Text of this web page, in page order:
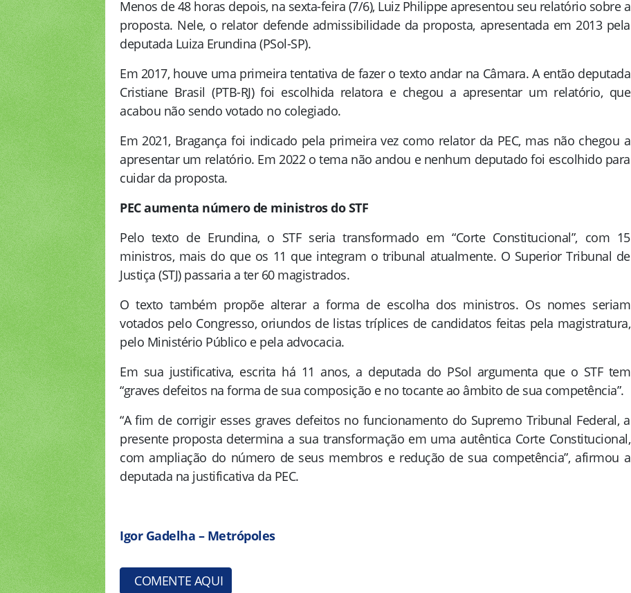
Menos de 48 horas depois, na sexta-feira (7/6), Luiz Philippe apresentou seu relatório sobre a
proposta. Nele, o relator defende admissibilidade da proposta, apresentada em 2013 pela
deputada Luiza Erundina (PSol-SP).
Em 2017, houve uma primeira tentativa de fazer o texto andar na Câmara. A então deputada
Cristiane Brasil (PTB-RJ) foi escolhida relatora e chegou a apresentar um relatório, que
acabou não sendo votado no colegiado.
Em 2021, Bragança foi indicado pela primeira vez como relator da PEC, mas não chegou a
apresentar um relatório. Em 2022 o tema não andou e nenhum deputado foi escolhido para
cuidar da proposta.
PEC aumenta número de ministros do STF
Pelo texto de Erundina, o STF seria transformado em “Corte Constitucional”, com 15
ministros, mais do que os 11 que integram o tribunal atualmente. O Superior Tribunal de
Justiça (STJ) passaria a ter 60 magistrados.
O texto também propõe alterar a forma de escolha dos ministros. Os nomes seriam
votados pelo Congresso, oriundos de listas tríplices de candidatos feitas pela magistratura,
pelo Ministério Público e pela advocacia.
Em sua justificativa, escrita há 11 anos, a deputada do PSol argumenta que o STF tem
“graves defeitos na forma de sua composição e no tocante ao âmbito de sua competência”.
“A fim de corrigir esses graves defeitos no funcionamento do Supremo Tribunal Federal, a
presente proposta determina a sua transformação em uma autêntica Corte Constitucional,
com ampliação do número de seus membros e redução de sua competência”, afirmou a
deputada na justificativa da PEC.
Igor Gadelha – Metrópoles
COMENTE AQUI